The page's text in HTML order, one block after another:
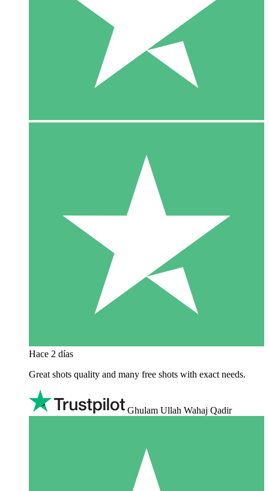
Hace 2 días
Great shots quality and many free shots with exact needs.
Ghulam Ullah Wahaj Qadir